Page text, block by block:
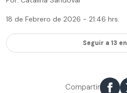
18 de Febrero de 2026 - 21:46 hrs.
Seguir a 13 en
Compartir